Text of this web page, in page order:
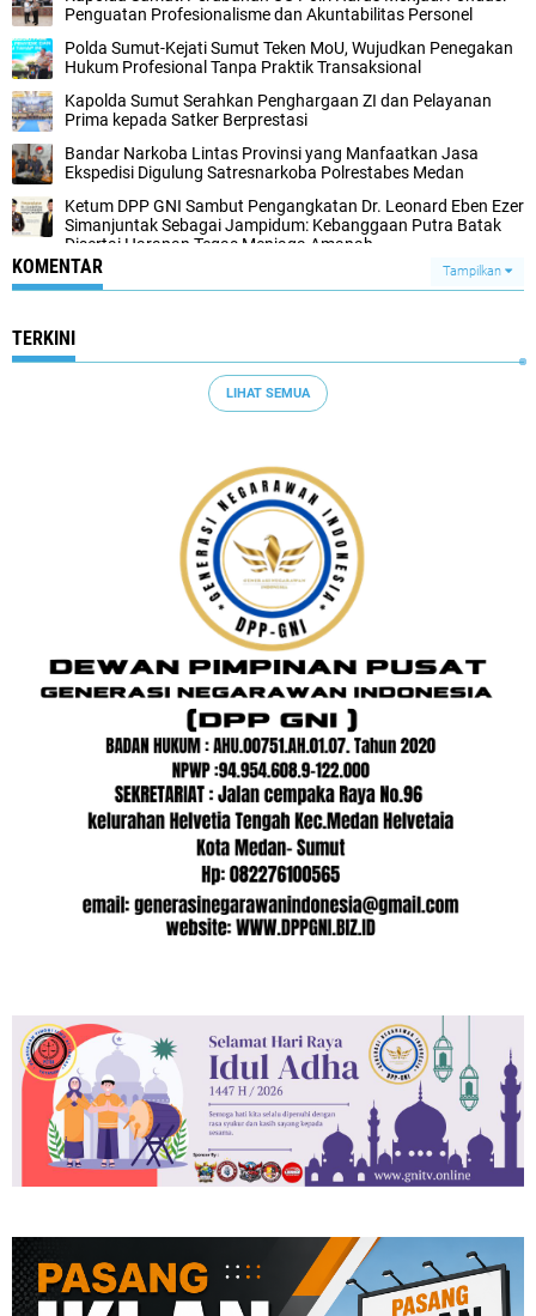
Penguatan Profesionalisme dan Akuntabilitas Personel
Polda Sumut-Kejati Sumut Teken MoU, Wujudkan Penegakan
Hukum Profesional Tanpa Praktik Transaksional
Kapolda Sumut Serahkan Penghargaan ZI dan Pelayanan
Prima kepada Satker Berprestasi
Bandar Narkoba Lintas Provinsi yang Manfaatkan Jasa
Ekspedisi Digulung Satresnarkoba Polrestabes Medan
Ketum DPP GNI Sambut Pengangkatan Dr. Leonard Eben Ezer
Simanjuntak Sebagai Jampidum: Kebanggaan Putra Batak
Disertai Harapan Tegas Menjaga Amanah
KOMENTAR Tampilkan
TERKINI
LIHAT SEMUA